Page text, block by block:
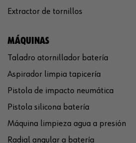
Extractor de tornillos
MÁQUINAS
Taladro atornillador batería
Aspirador limpia tapicería
Pistola de impacto neumática
Pistola silicona batería
Máquina limpieza agua a presión
Radial angular a batería